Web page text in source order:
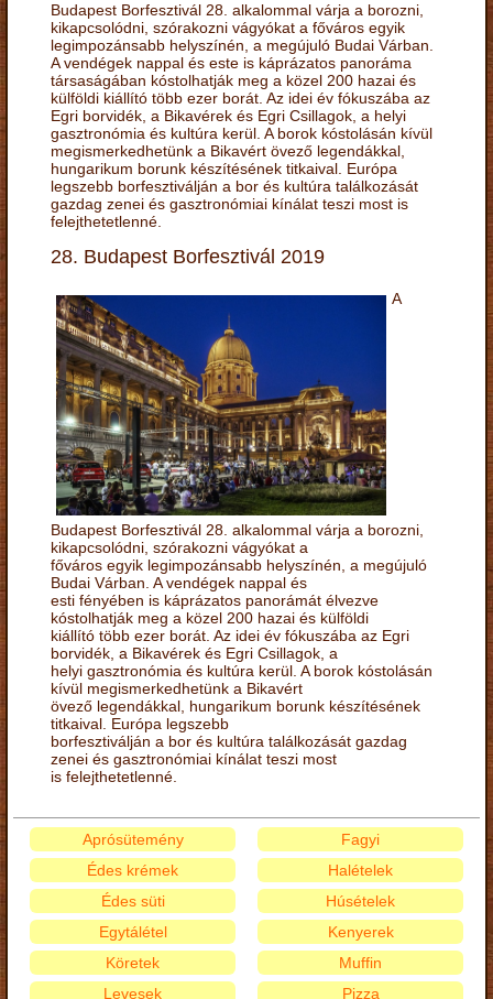
Budapest Borfesztivál 28. alkalommal várja a borozni,
kikapcsolódni, szórakozni vágyókat a főváros egyik
legimpozánsabb helyszínén, a megújuló Budai Várban.
A vendégek nappal és este is káprázatos panoráma
társaságában kóstolhatják meg a közel 200 hazai és
külföldi kiállító több ezer borát. Az idei év fókuszába az
Egri borvidék, a Bikavérek és Egri Csillagok, a helyi
gasztronómia és kultúra kerül. A borok kóstolásán kívül
megismerkedhetünk a Bikavért övező legendákkal,
hungarikum borunk készítésének titkaival. Európa
legszebb borfesztiválján a bor és kultúra találkozását
gazdag zenei és gasztronómiai kínálat teszi most is
felejthetetlenné.
28. Budapest Borfesztivál 2019
A
Budapest Borfesztivál 28. alkalommal várja a borozni,
kikapcsolódni, szórakozni vágyókat a
főváros egyik legimpozánsabb helyszínén, a megújuló
Budai Várban. A vendégek nappal és
esti fényében is káprázatos panorámát élvezve
kóstolhatják meg a közel 200 hazai és külföldi
kiállító több ezer borát. Az idei év fókuszába az Egri
borvidék, a Bikavérek és Egri Csillagok, a
helyi gasztronómia és kultúra kerül. A borok kóstolásán
kívül megismerkedhetünk a Bikavért
övező legendákkal, hungarikum borunk készítésének
titkaival. Európa legszebb
borfesztiválján a bor és kultúra találkozását gazdag
zenei és gasztronómiai kínálat teszi most
is felejthetetlenné.
Aprósütemény
Édes krémek
Édes süti
Egytálétel
Fagyi
Halételek
Húsételek
Kenyerek
Köretek
Levesek
Muffin
Pizza